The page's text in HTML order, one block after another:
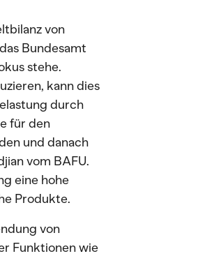
von
Bundesamt
stehe.
kann dies
durch
für den
und danach
vom BAFU.
eine hohe
Produkte.
von
Funktionen wie